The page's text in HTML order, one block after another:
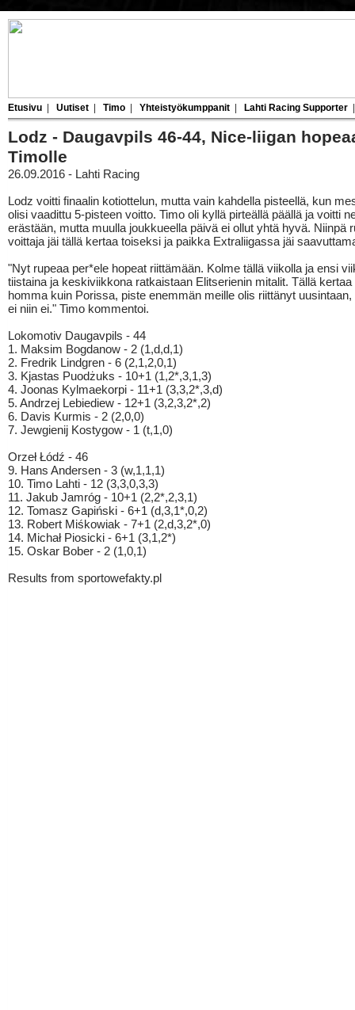
Etusivu Uutiset Timo Yhteistyökumppanit Lahti Racing Supporter
Lodz - Daugavpils 46-44, Nice-liigan
Timolle
26.09.2016 - Lahti Racing
Lodz voitti finaalin kotiottelun, mutta vain kahdella pisteellä, kun
olisi vaadittu 5-pisteen voitto. Timo oli kyllä pirteällä päällä ja voitti
erästään, mutta muulla joukkueella päivä ei ollut yhtä hyvä. Niinpä
voittaja jäi tällä kertaa toiseksi ja paikka Extraliigassa jäi
"Nyt rupeaa per*ele hopeat riittämään. Kolme tällä viikolla ja ensi
tiistaina ja keskiviikkona ratkaistaan Elitserienin mitalit. Tällä
homma kuin Porissa, piste enemmän meille olis riittänyt
ei niin ei." Timo kommentoi.
Lokomotiv Daugavpils - 44
1. Maksim Bogdanow - 2 (1,d,d,1)
2. Fredrik Lindgren - 6 (2,1,2,0,1)
3. Kjastas Puodżuks - 10+1 (1,2*,3,1,3)
4. Joonas Kylmaekorpi - 11+1 (3,3,2*,3,d)
5. Andrzej Lebiediew - 12+1 (3,2,3,2*,2)
6. Davis Kurmis - 2 (2,0,0)
7. Jewgienij Kostygow - 1 (t,1,0)
Orzeł Łódź - 46
9. Hans Andersen - 3 (w,1,1,1)
10. Timo Lahti - 12 (3,3,0,3,3)
11. Jakub Jamróg - 10+1 (2,2*,2,3,1)
12. Tomasz Gapiński - 6+1 (d,3,1*,0,2)
13. Robert Miśkowiak - 7+1 (2,d,3,2*,0)
14. Michał Piosicki - 6+1 (3,1,2*)
15. Oskar Bober - 2 (1,0,1)
Results from sportowefakty.pl